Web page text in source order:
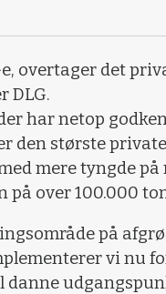
overtager det
DLG.
har netop
den største
mere tyngde
over 100.000
på
vi nu
danne